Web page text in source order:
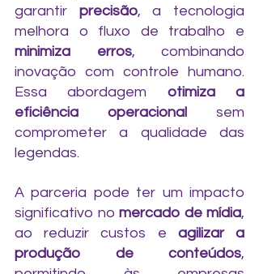
garantir precisão, a tecnologia
minimiza erros, combinando
inovação com controle humano.
Essa abordagem otimiza a
eficiência operacional sem
comprometer a qualidade das
legendas.
A parceria pode ter um impacto
significativo no mercado de mídia,
ao reduzir custos e agilizar a
produção de conteúdos,